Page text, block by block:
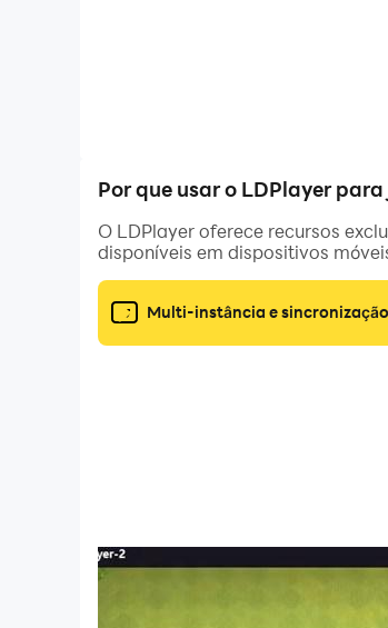
전 세계의 전함들이 한 자리에!
원하는 능력치를 자유롭게 강화하고
[스마트폰 앱 접근 권한 안내]
안드로이드 6.0 이상 폰에서는 게임
Por que usar o LDPlayer
O LDPlayer oferece recursos
disponíveis em dispositivos
Multi-instância e sincronização